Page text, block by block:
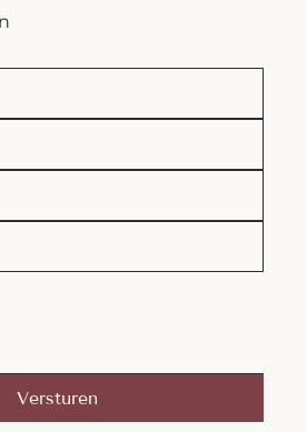
Versturen